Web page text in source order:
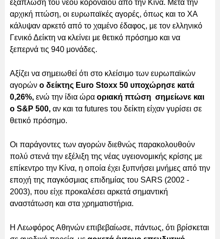
εξάπλωση του νέου κοροναϊού από την Κίνα. Μετά την
αρχική πτώση, οι ευρωπαϊκές αγορές, όπως και το ΧΑ
κάλυψαν αρκετό από το χαμένο έδαφος, με τον ελληνικό
Γενικό Δείκτη να κλείνει με θετικό πρόσημο και να
ξεπερνά τις 940 μονάδες.
Αξίζει να σημειωθεί ότι στο κλείσιμο των ευρωπαϊκών
αγορών ο δείκτης Euro Stoxx 50 υποχώρησε κατά
0,26%, ενώ την ίδια ώρα οριακή πτώση σημείωνε και
ο S&P 500, αν και τα futures του δείκτη είχαν γυρίσει σε
θετικό πρόσημο.
Οι παράγοντες των αγορών διεθνώς παρακολουθούν
πολύ στενά την εξέλιξη της νέας υγειονομικής κρίσης με
επίκεντρο την Κίνα, η οποία έχει ξυπνήσει μνήμες από την
εποχή της παγκόσμιας επιδημίας του SARS (2002 -
2003), που είχε προκαλέσει αρκετά σημαντική
αναστάτωση και στα χρηματιστήρια.
Η Λεωφόρος Αθηνών επιβεβαίωσε, πάντως, ότι βρίσκεται